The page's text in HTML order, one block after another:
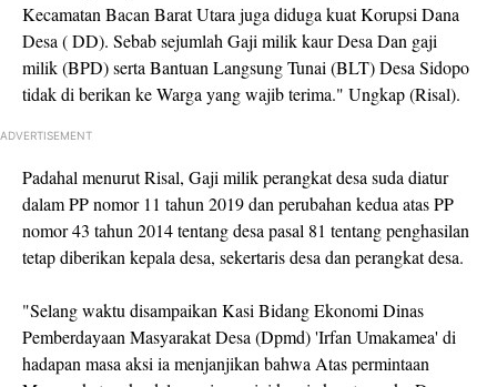
Kecamatan Bacan Barat Utara juga diduga kuat Korupsi Dana
Desa ( DD). Sebab sejumlah Gaji milik kaur Desa Dan gaji
milik (BPD) serta Bantuan Langsung Tunai (BLT) Desa Sidopo
tidak di berikan ke Warga yang wajib terima." Ungkap (Risal).
ADVERTISEMENT
Padahal menurut Risal, Gaji milik perangkat desa suda diatur
dalam PP nomor 11 tahun 2019 dan perubahan kedua atas PP
nomor 43 tahun 2014 tentang desa pasal 81 tentang penghasilan
tetap diberikan kepala desa, sekertaris desa dan perangkat desa.
"Selang waktu disampaikan Kasi Bidang Ekonomi Dinas
Pemberdayaan Masyarakat Desa (Dpmd) 'Irfan Umakamea' di
hadapan masa aksi ia menjanjikan bahwa Atas permintaan